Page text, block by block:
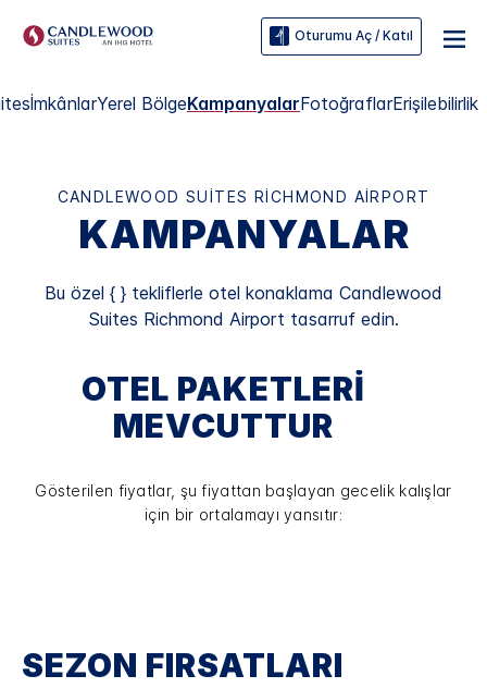
Oturumu Aç / Katıl
İmkânlarYerel BölgeKampanyalarFotoğraflarErişilebilirlik
CANDLEWOOD SUITES RICHMOND AIRPORT
KAMPANYALAR
Bu özel { } tekliflerle otel konaklama Candlewood
Suites Richmond Airport tasarruf edin.
OTEL PAKETLERI
MEVCUTTUR
Gösterilen fiyatlar, şu fiyattan başlayan gecelik kalışlar
için bir ortalamayı yansıtır:
SEZON FIRSATLARI